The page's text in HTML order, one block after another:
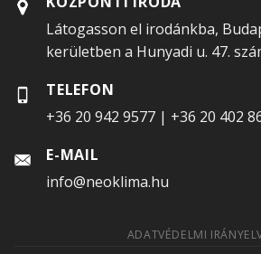
Látogasson el irodánkba,
kerületben a Hunyadi u. 47.
TELEFON
+36 20 942 9577 | +36 20 402
E-MAIL
info@neoklima.hu
ADATVÉDELMI